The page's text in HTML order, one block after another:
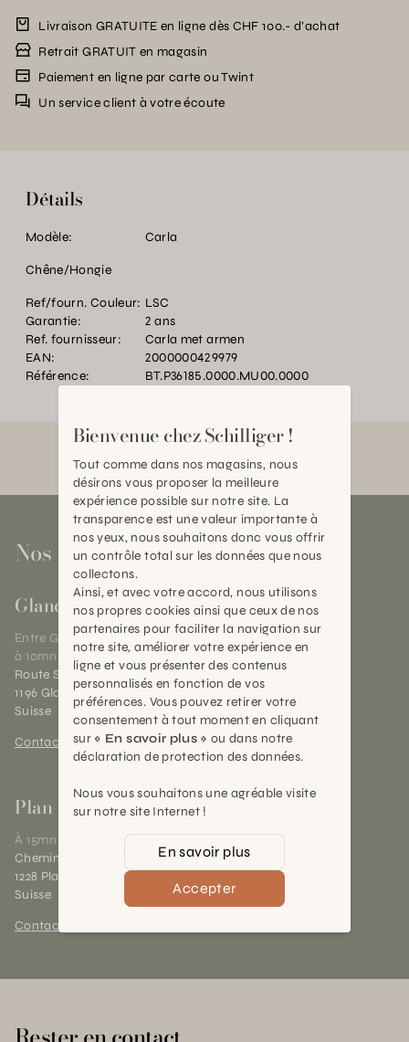
Livraison GRATUITE en ligne dès CHF 100.- d’achat
Retrait GRATUIT en magasin
Paiement en ligne par carte ou Twint
Un service client à votre écoute
Détails
Modèle: Carla
Chêne/Hongie
Ref/fourn. Couleur: LSC
Garantie:
2 ans
Ref. fournisseur:
Carla met armen
EAN:
2000000429979
Référence:
BT.P36185.0000.MU00.0000
Nos magasins
Gland
Entre Genève et Lausanne,
à 10mn de Nyon
Route Suisse 40
1196 Gland (VD)
Suisse
Contact et horaires
Plan-les-Ouates
À 15mn du centre de Genève
Chemin des Charrotons 25
1228 Plan-les-Ouates (GE)
Suisse
Contact et horaires
Bienvenue chez Schilliger !
Tout comme dans nos magasins, nous
désirons vous proposer la meilleure
expérience possible sur notre site. La
transparence est une valeur importante à
nos yeux, nous souhaitons donc vous offrir
un contrôle total sur les données que nous
collectons.
Ainsi, et avec votre accord, nous utilisons
nos propres cookies ainsi que ceux de nos
partenaires pour faciliter la navigation sur
notre site, améliorer votre expérience en
ligne et vous présenter des contenus
personnalisés en fonction de vos
préférences. Vous pouvez retirer votre
consentement à tout moment en cliquant
sur « En savoir plus » ou dans notre
déclaration de protection des données.
Nous vous souhaitons une agréable visite
sur notre site Internet !
En savoir plus
Accepter